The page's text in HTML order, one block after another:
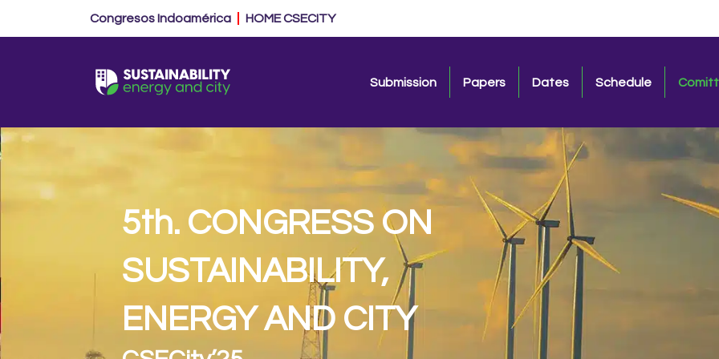
Congresos Indoamérica HOME CSECITY
Submission Papers Dates Schedule
5th. CONGRESS ON
SUSTAINABILITY,
ENERGY AND CITY